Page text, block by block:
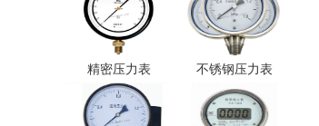
精密压力表 不锈钢压力表